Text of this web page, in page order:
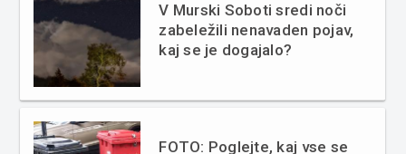
V Murski Soboti sredi noči
zabeležili nenavaden pojav,
kaj se je dogajalo?
FOTO: Poglejte, kaj vse se